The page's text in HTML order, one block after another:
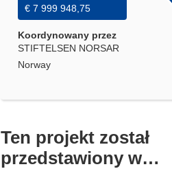
€ 7 999 948,75
Koordynowany przez
STIFTELSEN NORSAR
Norway
Ten projekt został
przedstawiony w…